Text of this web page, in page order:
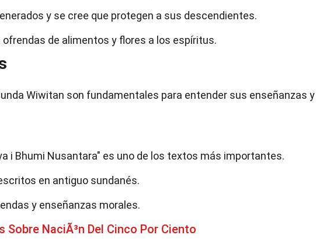
y se cree que protegen a sus descendientes.
de alimentos y flores a los espíritus.
Wiwitan son fundamentales para entender sus enseñanzas y
i Bhumi Nusantara" es uno de los textos más importantes.
en antiguo sundanés.
y enseñanzas morales.
Sobre NaciÃ³n Del Cinco Por Ciento